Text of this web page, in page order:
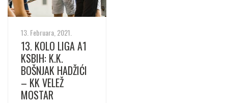
13. Februara, 2021.
13. KOLO LIGA A1
KSBIH: K.K.
BOŠNJAK HADŽIĆI
– KK VELEŽ
MOSTAR